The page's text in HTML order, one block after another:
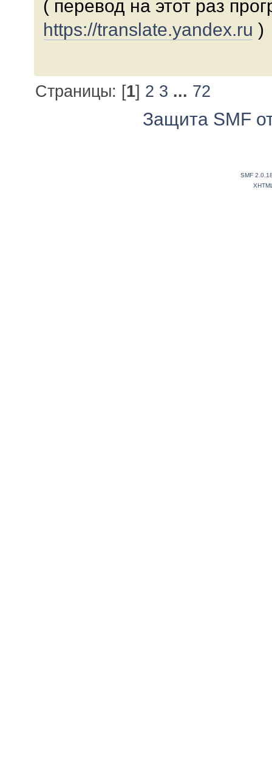
( перевод на этот раз
https://translate.yandex.ru )
Страницы: [1] 2 3 ... 72
Защита SMF
SMF